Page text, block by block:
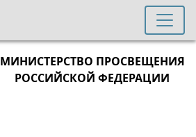
МИНИСТЕРСТВО ПРОСВЕЩЕНИЯ
РОССИЙСКОЙ ФЕДЕРАЦИИ